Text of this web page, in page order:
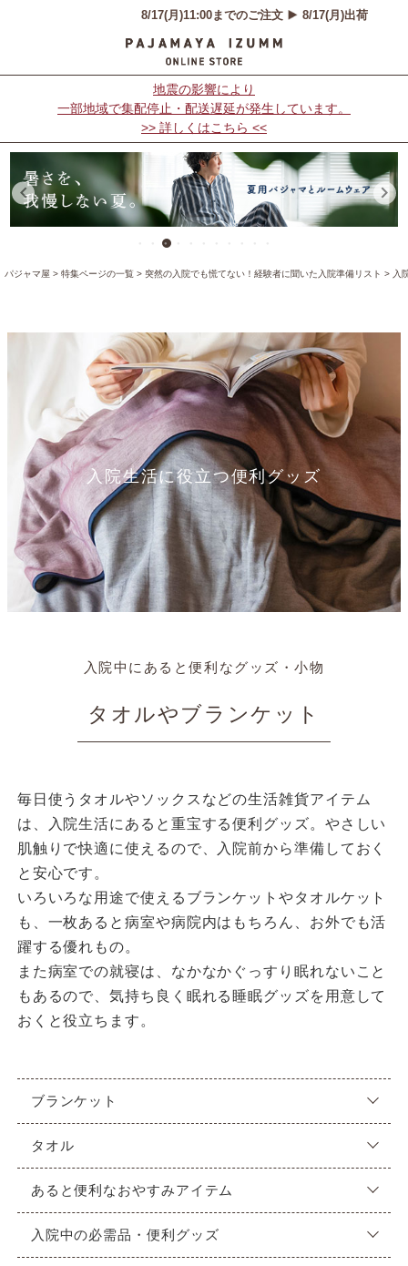
地震の影響により
一部地域で集配停止・配送遅延が発生しています。
>> 詳しくはこちら <<
パジャマ屋 特集ページの一覧 突然の入院でも慌てない！経験者に聞いた入院準備リスト 入
入院生活に役立つ便利グッズ
入院中にあると便利なグッズ・小物
タオルやブランケット
毎日使うタオルやソックスなどの生活雑貨アイテム
は、入院生活にあると重宝する便利グッズ。やさしい
肌触りで快適に使えるので、入院前から準備しておく
と安心です。
いろいろな用途で使えるブランケットやタオルケット
も、一枚あると病室や病院内はもちろん、お外でも活
躍する優れもの。
また病室での就寝は、なかなかぐっすり眠れないこと
もあるので、気持ち良く眠れる睡眠グッズを用意して
おくと役立ちます。
ブランケット
タオル
あると便利なおやすみアイテム
入院中の必需品・便利グッズ